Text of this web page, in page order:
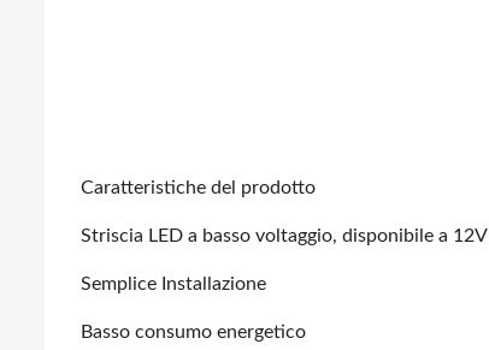
Caratteristiche del prodotto
Striscia LED a basso voltaggio, disponibile a 12V
Semplice Installazione
Basso consumo energetico